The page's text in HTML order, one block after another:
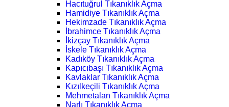
Hacıtuğrul Tıkanıklık Açma
Hamidiye Tıkanıklık Açma
Hekimzade Tıkanıklık Açma
İbrahimce Tıkanıklık Açma
İkizçay Tıkanıklık Açma
İskele Tıkanıklık Açma
Kadıköy Tıkanıklık Açma
Kapıcıbaşı Tıkanıklık Açma
Kavlaklar Tıkanıklık Açma
Kızılkeçili Tıkanıklık Açma
Mehmetalan Tıkanıklık Açma
Narlı Tıkanıklık Açma